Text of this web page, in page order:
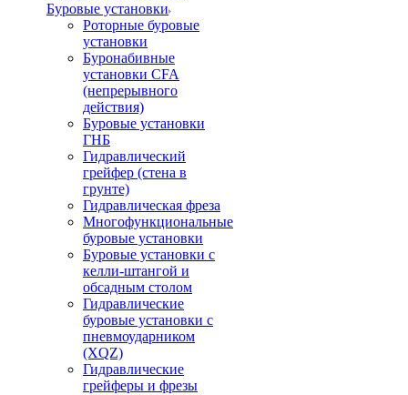
Буровые установки
Роторные буровые
установки
Буронабивные
установки CFA
(непрерывного
действия)
Буровые установки
ГНБ
Гидравлический
грейфер (стена в
грунте)
Гидравлическая фреза
Многофункциональные
буровые установки
Буровые установки с
келли-штангой и
обсадным столом
Гидравлические
буровые установки с
пневмоударником
(XQZ)
Гидравлические
грейферы и фрезы